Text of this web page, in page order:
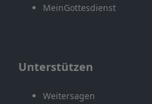
MeinGottesdienst
Unterstützen
Weitersagen